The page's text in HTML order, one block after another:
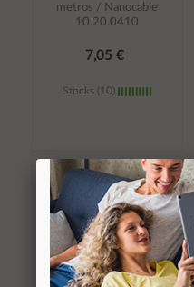
metros / Nanocable
10.20.0410
7,05 €
Stocks (10)
Añadir al
carrito